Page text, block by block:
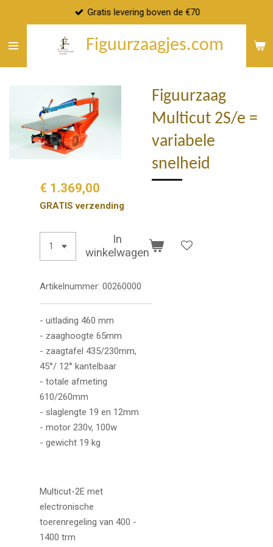
naar
Figuurzaagjes.com
Gratis levering boven de €70
Figuurzaag
Multicut 2S/e =
variabele
snelheid
€ 1.369,00
GRATIS verzending
In
winkelwagen
Artikelnummer: 00260000
- uitlading 460 mm
- zaaghoogte 65mm
- zaagtafel 435/230mm,
45°/ 12° kantelbaar
- totale afmeting
610/260mm
- slaglengte 19 en 12mm
- motor 230v, 100w
- gewicht 19 kg
Multicut-2E met
electronische
toerenregeling van 400 -
1400 trm